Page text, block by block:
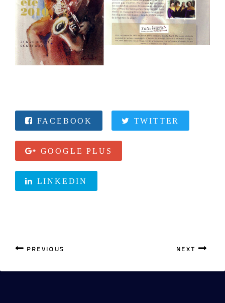
FACEBOOK TWITTER
GOOGLE PLUS
LINKEDIN
PREVIOUS NEXT